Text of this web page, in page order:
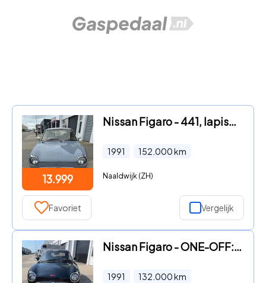
13.999
Nissan Figaro - 441, lapisgrijs, automaat, airco , turbo
1991 152.000km
Naaldwijk (ZH)
Favoriet Vergelijk
Nissan Figaro - ONE-OFF: LINKSGESTUURD, Handgeschakeld, TURBO, 'The Beast'
1991 132.000km